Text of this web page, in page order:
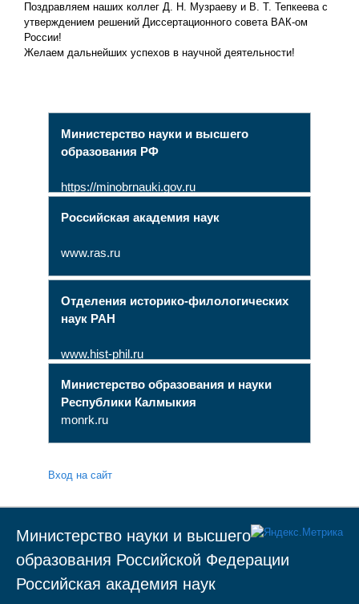
Поздравляем наших коллег Д. Н. Музраеву и В. Т. Тепкеева с
утверждением решений Диссертационного совета ВАК-ом
России!
Желаем дальнейших успехов в научной деятельности!
Министерство науки и высшего
образования РФ
https://minobrnauki.gov.ru
Российская академия наук
www.ras.ru
Отделения историко-филологических
наук РАН
www.hist-phil.ru
Министерство образования и науки
Республики Калмыкия
monrk.ru
Вход на сайт
Министерство науки и высшего
образования Российской Федерации
Российская академия наук